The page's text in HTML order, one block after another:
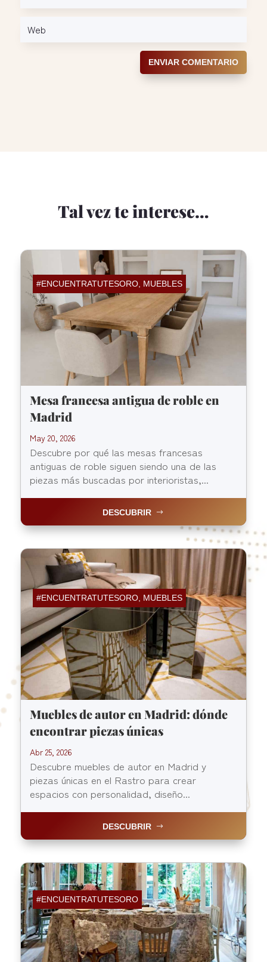
ENVIAR COMENTARIO
Tal vez te interese…
#ENCUENTRATUTESORO, MUEBLES
Mesa francesa antigua de roble en
Madrid
May 20, 2026
Descubre por qué las mesas francesas
antiguas de roble siguen siendo una de las
piezas más buscadas por interioristas,...
DESCUBRIR
#ENCUENTRATUTESORO, MUEBLES
Muebles de autor en Madrid: dónde
encontrar piezas únicas
Abr 25, 2026
Descubre muebles de autor en Madrid y
piezas únicas en el Rastro para crear
espacios con personalidad, diseño...
DESCUBRIR
#ENCUENTRATUTESORO